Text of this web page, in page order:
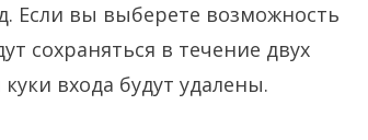
Если вы выберете возможность
сохраняться в течение двух
входа будут удалены.